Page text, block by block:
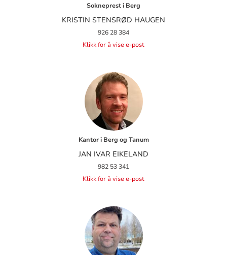
Sokneprest i Berg
KRISTIN STENSRØD HAUGEN
926 28 384
Klikk for å vise e-post
Kantor i Berg og Tanum
JAN IVAR EIKELAND
982 53 341
Klikk for å vise e-post